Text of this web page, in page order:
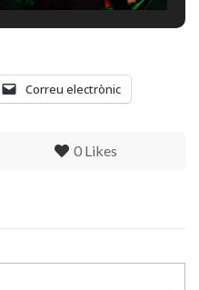
Correu electrònic
0 Likes